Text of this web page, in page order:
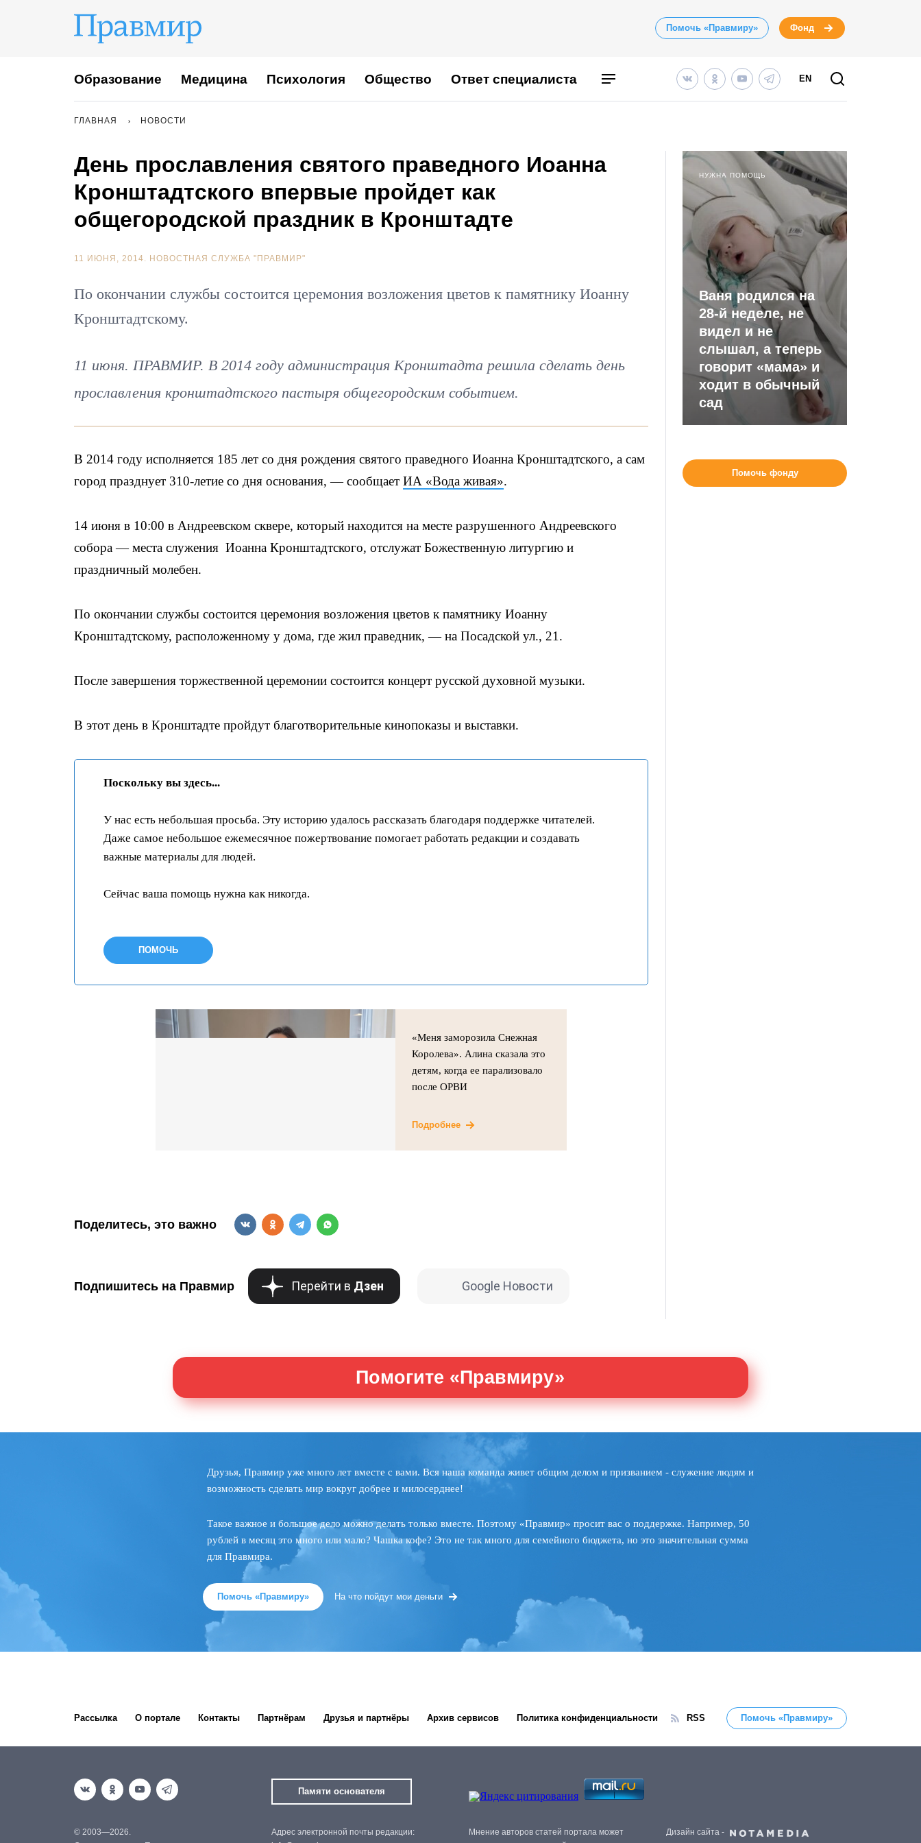
Помочь «Правмиру» Фонд
Образование Медицина Психология Общество Ответ специалиста EN
ГЛАВНАЯ НОВОСТИ
День прославления святого праведного Иоанна
Кронштадтского впервые пройдет как
общегородской праздник в Кронштадте
11 ИЮНЯ, 2014. НОВОСТНАЯ СЛУЖБА "ПРАВМИР"
По окончании службы состоится церемония возложения цветов к памятнику Иоанну
Кронштадтскому.
11 июня. ПРАВМИР. В 2014 году администрация Кронштадта решила сделать день
прославления кронштадтского пастыря общегородским событием.
В 2014 году исполняется 185 лет со дня рождения святого праведного Иоанна Кронштадтского, а сам
город празднует 310-летие со дня основания, — сообщает ИА «Вода живая».
14 июня в 10:00 в Андреевском сквере, который находится на месте разрушенного Андреевского
собора — места служения Иоанна Кронштадтского, отслужат Божественную литургию и
праздничный молебен.
По окончании службы состоится церемония возложения цветов к памятнику Иоанну
Кронштадтскому, расположенному у дома, где жил праведник, — на Посадской ул., 21.
После завершения торжественной церемонии состоится концерт русской духовной музыки.
В этот день в Кронштадте пройдут благотворительные кинопоказы и выставки.
Поскольку вы здесь...
У нас есть небольшая просьба. Эту историю удалось рассказать благодаря поддержке читателей.
Даже самое небольшое ежемесячное пожертвование помогает работать редакции и создавать
важные материалы для людей.
Сейчас ваша помощь нужна как никогда.
ПОМОЧЬ
«Меня заморозила Снежная
Королева». Алина сказала это
детям, когда ее парализовало
после ОРВИ
Подробнее
Поделитесь, это важно
Подпишитесь на Правмир Перейти в Дзен Google Новости
НУЖНА ПОМОЩЬ
Ваня родился на
28-й неделе, не
видел и не
слышал, а теперь
говорит «мама» и
ходит в обычный
сад
Помочь фонду
Помогите «Правмиру»
Друзья, Правмир уже много лет вместе с вами. Вся наша команда живет общим делом и призванием - служение людям и
возможность сделать мир вокруг добрее и милосерднее!
Такое важное и большое дело можно делать только вместе. Поэтому «Правмир» просит вас о поддержке. Например, 50
рублей в месяц это много или мало? Чашка кофе? Это не так много для семейного бюджета, но это значительная сумма
для Правмира.
Помочь «Правмиру» На что пойдут мои деньги
Рассылка О портале Контакты Партнёрам Друзья и партнёры Архив сервисов Политика конфиденциальности RSS Помочь «Правмиру»
Памяти основателя
© 2003—2026.
Адрес электронной почты редакции:
Мнение авторов статей портала может
Дизайн сайта -